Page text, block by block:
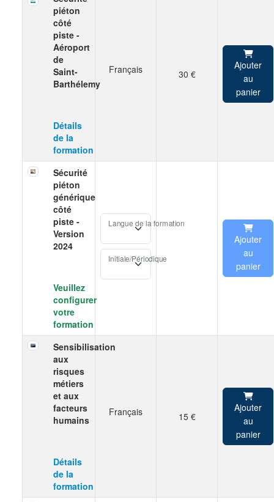
piéton
côté
piste -
Aéroport
de
Saint-
Barthélemy
Détails
de la
formation
Français 30 €
Ajouter
au
panier
Sécurité
piéton
générique
côté
piste -
Version
2024
Veuillez
configurer
votre
formation
Langue de la formation
Initiale/Périodique
Ajouter
au
panier
Sensibilisation
aux
risques
métiers
et aux
facteurs
humains
Détails
de la
formation
Français 15 €
Ajouter
au
panier